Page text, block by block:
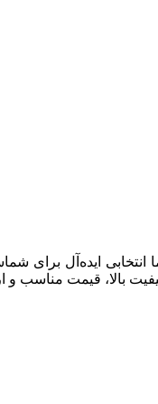
ایده‌آل برای
بالا، قیمت مناسب